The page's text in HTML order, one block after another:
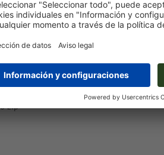
Use License
ffc.html), fichero readme en el archivo zip
zip